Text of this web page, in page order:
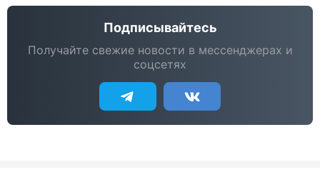
Подписывайтесь
Получайте свежие новости в мессенджерах и
соцсетях